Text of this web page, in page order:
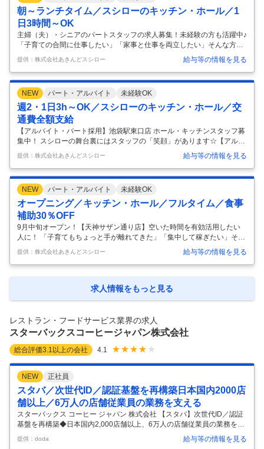
成やスタッフ教育、売上管理、販促企画など、店舗運営に必要なスキル
を身に付けていきます。 店長や副店長のサポートを受けながらPDCA
朝～ランチタイム／スシローのキッチン・ホール／1
日3時間～OK
主婦（夫）・シニアのパートスタッフの求人募集！未経験の方も活躍中♪
「子育ての合間に仕事したい」「家事と仕事を両立したい」そんな方に
スシローのパートはピッタリです♪1日3時間～OK。 【ホール】お任せす
るのはお持ち帰り商品の受付と受け渡しやテーブルの片付け、フロアの
清掃など。あなたの元気でお客様を笑顔にしてください 【キッチン】お
すしの調理や仕込み、食器の洗浄、厨房の清掃などが主なお仕事。おす
しづくりなんて初めてという方も一から教えます 【主婦（夫）の方、活
躍中！】 勤務は週2日から。シフト制なので、時間の融通が利きます。
家事の合間や保育園のお迎えまでなど、都合のいい時間を有効に使って
お仕事…
提供：株式会社あきんどスシロー 給与等の情報を見る
NEW パート・アルバイト 未経験OK
週2・1日3h～OK／スシローのキッチン・ホール／交
通費全額支給
【アルバイト・パート採用】池袋駅東口店 ホール・キッチンスタッフ募
集中！ スシローの舞台裏にはスタッフの「笑顔」があります☆【アルバ
イト】ホール・キッチンスタッフ豊島区のお仕事♪ 【ホール】お任せす
るのはお持ち帰り商品の受付と受け渡しやテーブルの片付け、フロアの
清掃など。あなたの元気でお客様を笑顔にしてください 【キッチン】お
すしの調理や仕込み、食器の洗浄、厨房の清掃などが主なお仕事。おす
しづくりなんて初めてという方も一から教えます 【時間の融通が利きま
す】 スシローのスタッフは、主婦（夫）、学生さん、シニアなどさまざ
ま。勤務は週2日から。 シフト制で、時間の融通も利きますので、家事
の合間や学…
提供：株式会社あきんどスシロー 給与等の情報を見る
NEW パート・アルバイト 未経験OK
オープニング／キッチン・ホール／フルタイム／食事
補助30％OFF
9月中旬オープン！【天神サザン通り店】空いた時間を有効活用したい
人に！ 「子育てもちょっと手が離れてきた」「集中して稼ぎたい」そん
な方にスシローのパートはピッタリです♪ロングシフト勤務も相談可 ス
シローのキッチンでは、にぎりや軍艦はロボットが作ってくれます。 に
ぎりなら、素早くおいしいシャリの形を作ってくれるので、私たちはそ
の上にネタをのせるだけです！ 軍艦はのりを巻いて出てきたところへ、
ネタを詰めるだけです。 細巻も機械が巻いてくれるので、コツを覚えれ
婦の方、ガ
提供：株式会社あきんどスシロー 給与等の情報を見る
求人情報をもっと見る
レストラン・フードサービス業界の求人
スターバックスコーヒージャパン株式会社
総合評価3.1 以上の会社 4.1
NEW 正社員
スタバ／次世代ID／認証基盤を再構築日本国内2000店
舗以上／6万人の店舗従業員の業務を支える
スターバックス コーヒー ジャパン 株式会社 【スタバ】次世代ID／認証
基盤を再構築◆日本国内2,000店舗以上、6万人の店舗従業員の業務を支
える 【仕事内容】 【スタバ】次世代ID／認証基盤を再構築◆日本国内2,
000店舗以上、6万人の店舗従業員の業務を支える 【具体的な仕事内
提供：doda 給与等の情報を見る